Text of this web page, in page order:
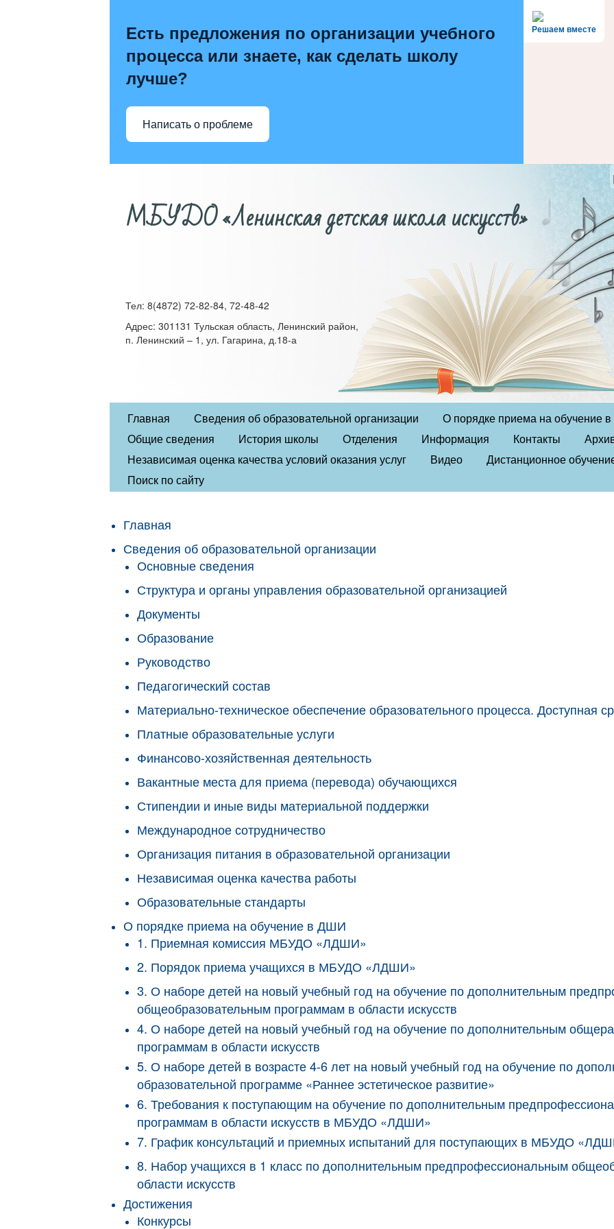
Решаем вместе
Есть предложения по организации учебного
процесса или знаете, как сделать школу
лучше?
Написать о проблеме
МБУДО «Ленинская детская школа искусств»
Тел: 8(4872) 72-82-84, 72-48-42
Адрес: 301131 Тульская область, Ленинский район,
п. Ленинский – 1, ул. Гагарина, д.18-а
Главная Сведения об образовательной организации
О порядке приема на обучение
Общие сведения
История школы Отделения Информация Контакты
Независимая оценка качества условий оказания услуг
Видео
Дистанционное
Поиск по сайту
Главная
Сведения об образовательной организации
Основные сведения
Структура и органы управления образовательной организацией
Документы
Образование
Руководство
Педагогический состав
Материально-техническое обеспечение образовательного процесса. Доступная
Платные образовательные услуги
Финансово-хозяйственная деятельность
Вакантные места для приема (перевода) обучающихся
Стипендии и иные виды материальной поддержки
Международное сотрудничество
Организация питания в образовательной организации
Независимая оценка качества работы
Образовательные стандарты
О порядке приема на обучение в ДШИ
1. Приемная комиссия МБУДО «ЛДШИ»
2. Порядок приема учащихся в МБУДО «ЛДШИ»
3. О наборе детей на новый учебный год на обучение по дополнительным
общеобразовательным программам в области искусств
4. О наборе детей на новый учебный год на обучение по дополнительным
программам в области искусств
5. О наборе детей в возрасте 4-6 лет на новый учебный год на обучение по
образовательной программе «Раннее эстетическое развитие»
6. Требования к поступающим на обучение по дополнительным
программам в области искусств в МБУДО «ЛДШИ»
7. График консультаций и приемных испытаний для поступающих в МБУДО
8. Набор учащихся в 1 класс по дополнительным предпрофессиональным
области искусств
Достижения
Конкурсы